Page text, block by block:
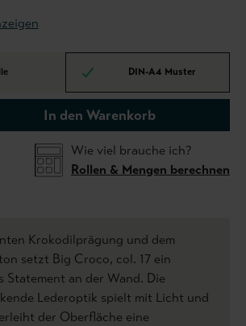
DIN-A4 Muster
In den Warenkorb
Wie viel brauche ich?
Rollen & Mengen berechnen
Krokodilprägung und dem
setzt Big Croco, col. 17 ein
Statement an der Wand. Die
Lederoptik spielt mit Licht und
der Oberfläche eine